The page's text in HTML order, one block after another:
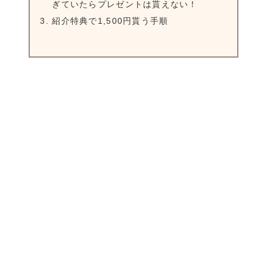
ぎていたらプレゼントは貰えない！
紹介特典で1,500円貰う手順